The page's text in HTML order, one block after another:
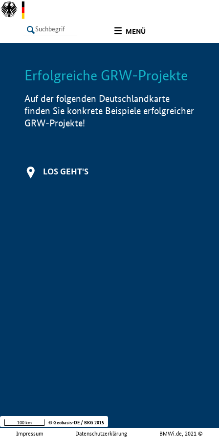
MENÜ
LISTE Info
Erfolgreiche GRW-Projekte
Auf der folgenden Deutschlandkarte
finden Sie konkrete Beispiele erfolgreicher
GRW-Projekte!
LOS GEHT'S
Impressum Datenschutzerklärung BMWi.de, 2021 ©
100 km © Geobasis-DE / BKG 2015